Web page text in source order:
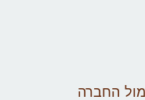
החברה